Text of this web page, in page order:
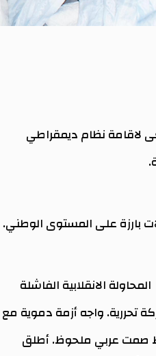
لاقامة نظام ديمقراطي
بارزة على المستوى الوطني.
المحاولة الانقلابية الفاشلة
تحررية. واجه أزمة دموية مع
وسط صمت عربي ملحوظ. أطلق